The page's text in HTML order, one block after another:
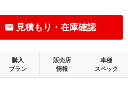
見積もり・在庫確認
購入
プラン
販売店
情報
車種
スペック